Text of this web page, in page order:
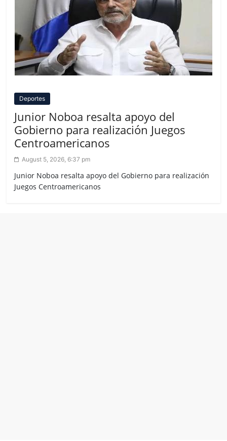
Deportes
Junior Noboa resalta apoyo del
Gobierno para realización Juegos
Centroamericanos
August 5, 2026, 6:37 pm
Junior Noboa resalta apoyo del Gobierno para realización
Juegos Centroamericanos